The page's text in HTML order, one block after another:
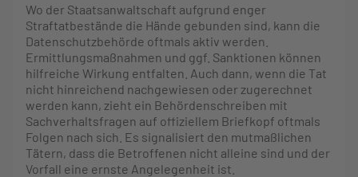
Wo der Staatsanwaltschaft aufgrund enger
Straftatbestände die Hände gebunden sind, kann die
Datenschutzbehörde oftmals aktiv werden.
Ermittlungsmaßnahmen und ggf. Sanktionen können
hilfreiche Wirkung entfalten. Auch dann, wenn die Tat
nicht hinreichend nachgewiesen oder zugerechnet
werden kann, zieht ein Behördenschreiben mit
Sachverhaltsfragen auf offiziellem Briefkopf oftmals
Folgen nach sich. Es signalisiert den mutmaßlichen
Tätern, dass die Betroffenen nicht alleine sind und der
Vorfall eine ernste Angelegenheit ist.